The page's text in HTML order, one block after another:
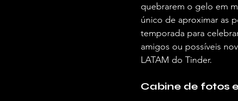
quebrarem o gelo em
único de aproximar as
temporada para
amigos ou possíveis
LATAM do Tinder.
Cabine de fotos